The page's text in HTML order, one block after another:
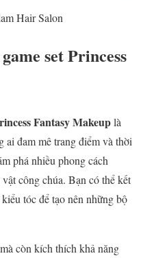
Hair Salon
set Princess
Fantasy Makeuplà
ai đam mê trang điểm và thời
phá nhiều phong cách
công chúa. Bạn có thể kết
tóc để tạo nên những bộ
còn kích thích khả năng